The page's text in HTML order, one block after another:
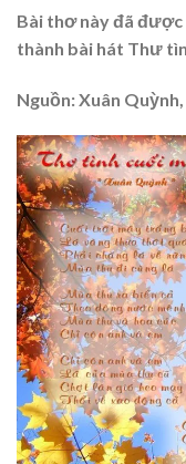
Bài thơ này đã được
thành bài hát Thư
Nguồn: Xuân